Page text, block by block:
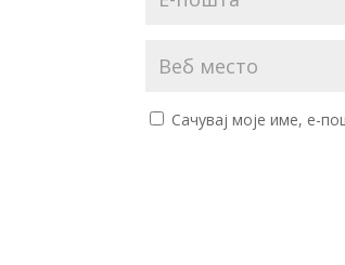
Сачувај моје име, е-